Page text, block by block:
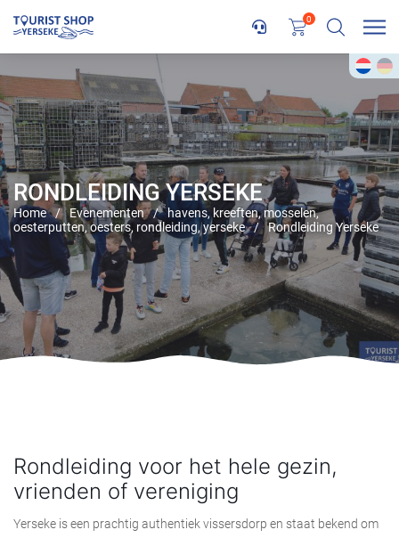
0
RONDLEIDING YERSEKE
Home / Evenementen / havens, kreeften,mosselen,
oesterputten,oesters, rondleiding,yerseke / Rondleiding Yerseke
Rondleiding voor het hele gezin,
vrienden of vereniging
Yerseke is een prachtig authentiek vissersdorp en staat bekend om